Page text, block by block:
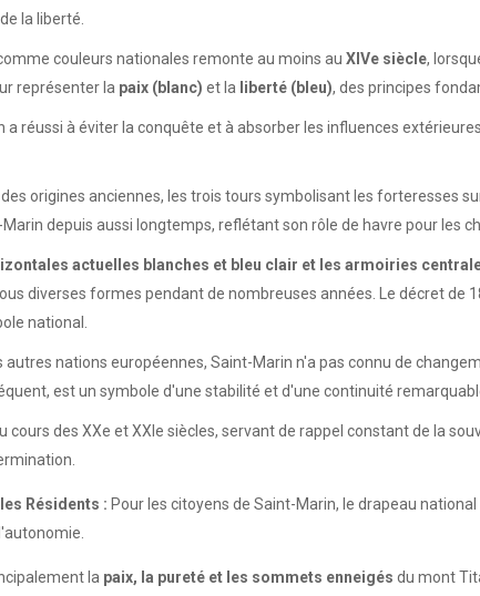
la liberté.
couleurs nationales remonte au moins au XIVe siècle,
représenter la paix (blanc) et la liberté (bleu), des principes
a réussi à éviter la conquête et à absorber les influences
origines anciennes, les trois tours symbolisant les forteresses
Marin depuis aussi longtemps, reflétant son rôle de havre pour
actuelles blanches et bleu clair et les armoiries
diverses formes pendant de nombreuses années. Le décret
national.
nations européennes, Saint-Marin n'a pas connu de
est un symbole d'une stabilité et d'une continuité
cours des XXe et XXIe siècles, servant de rappel constant de la
Résidents : Pour les citoyens de Saint-Marin, le drapeau
la paix, la pureté et les sommets enneigés du mont